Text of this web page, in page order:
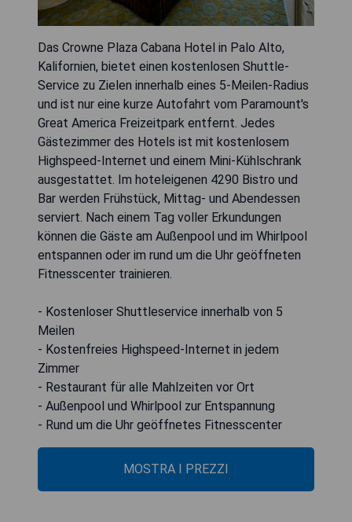
Das Crowne Plaza Cabana Hotel in Palo Alto,
Kalifornien, bietet einen kostenlosen Shuttle-
Service zu Zielen innerhalb eines 5-Meilen-Radius
und ist nur eine kurze Autofahrt vom Paramount's
Great America Freizeitpark entfernt. Jedes
Gästezimmer des Hotels ist mit kostenlosem
Highspeed-Internet und einem Mini-Kühlschrank
ausgestattet. Im hoteleigenen 4290 Bistro und
Bar werden Frühstück, Mittag- und Abendessen
serviert. Nach einem Tag voller Erkundungen
können die Gäste am Außenpool und im Whirlpool
entspannen oder im rund um die Uhr geöffneten
Fitnesscenter trainieren.
- Kostenloser Shuttleservice innerhalb von 5
Meilen
- Kostenfreies Highspeed-Internet in jedem
Zimmer
- Restaurant für alle Mahlzeiten vor Ort
- Außenpool und Whirlpool zur Entspannung
- Rund um die Uhr geöffnetes Fitnesscenter
MOSTRA I PREZZI